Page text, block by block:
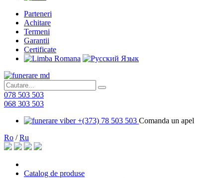
Parteneri
Achitare
Termeni
Garantii
Certificate
078 503 503
068 303 503
+(373) 78 503 503 Comanda un apel
Ro /Ru
Catalog de produse